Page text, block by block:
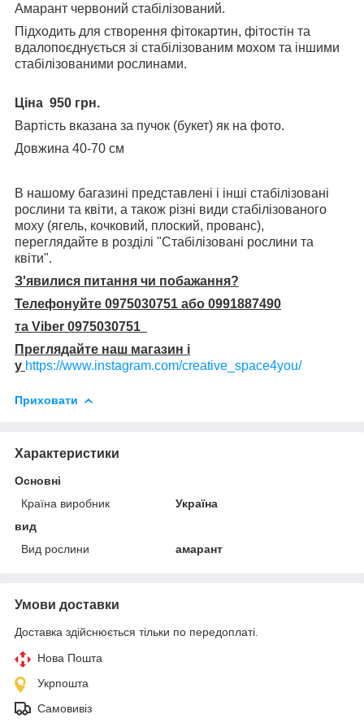
Амарант червоний стабілізований.
Підходить для створення фітокартин, фітостін та
вдалопоєднується зі стабілізованим мохом та іншими
стабілізованими рослинами.
Ціна 950 грн.
Вартість вказана за пучок (букет) як на фото.
Довжина 40-70 см
В нашому багазині представлені і інші стабілізовані
рослини та квіти, а також різні види стабілізованого
моху (ягель, кочковий, плоский, прованс),
переглядайте в розділі "Стабілізовані рослини та
квіти".
З'явилися питання чи побажання?
Телефонуйте 0975030751 або 0991887490
та Viber 0975030751
Преглядайте наш магазин і
у https://www.instagram.com/creative_space4you/
Приховати
Характеристики
Основні
Країна виробник
Україна
вид
Вид рослини
амарант
Умови доставки
Доставка здійснюється тільки по передоплаті.
Нова Пошта
Укрпошта
Самовивіз